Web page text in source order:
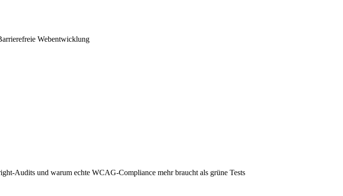
Audits und warum echte WCAG-Compliance mehr braucht als grüne Tests